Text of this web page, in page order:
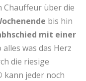
über die
bis hin
mit einer
was das Herz
die riesige
kann jeder noch